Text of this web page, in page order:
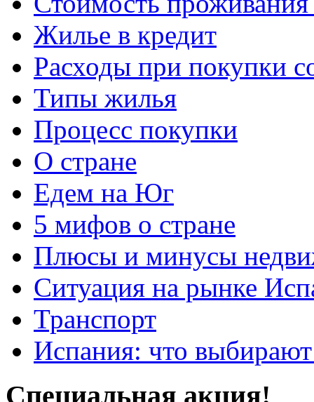
Жилье в кредит
Расходы при покупки
Типы жилья
Процесс покупки
О стране
Едем на Юг
5 мифов о стране
Плюсы и минусы
Ситуация на рынке
Транспорт
Испания: что
Специальная акция!